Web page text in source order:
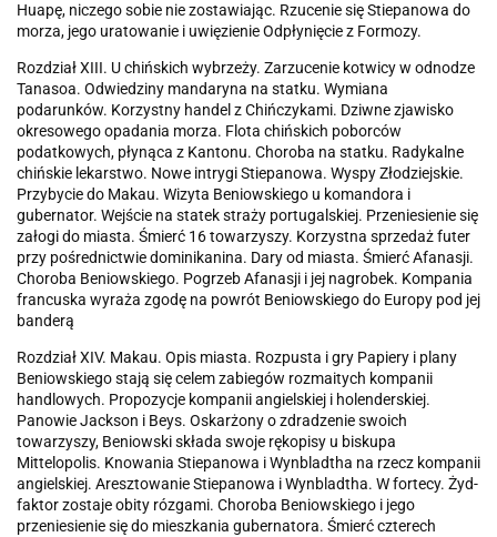
Huapę, niczego sobie nie zostawiając. Rzucenie się Stiepanowa do
morza, jego uratowanie i uwięzienie Odpłynięcie z Formozy.
Rozdział XIII. U chińskich wybrzeży. Zarzucenie kotwicy w odnodze
Tanasoa. Odwiedziny mandaryna na statku. Wymiana
podarunków. Korzystny handel z Chińczykami. Dziwne zjawisko
okresowego opadania morza. Flota chińskich poborców
podatkowych, płynąca z Kantonu. Choroba na statku. Radykalne
chińskie lekarstwo. Nowe intrygi Stiepanowa. Wyspy Złodziejskie.
Przybycie do Makau. Wizyta Beniowskiego u komandora i
gubernator. Wejście na statek straży portugalskiej. Przeniesienie się
załogi do miasta. Śmierć 16 towarzyszy. Korzystna sprzedaż futer
przy pośrednictwie dominikanina. Dary od miasta. Śmierć Afanasji.
Choroba Beniowskiego. Pogrzeb Afanasji i jej nagrobek. Kompania
francuska wyraża zgodę na powrót Beniowskiego do Europy pod jej
banderą
Rozdział XIV. Makau. Opis miasta. Rozpusta i gry Papiery i plany
Beniowskiego stają się celem zabiegów rozmaitych kompanii
handlowych. Propozycje kompanii angielskiej i holenderskiej.
Panowie Jackson i Beys. Oskarżony o zdradzenie swoich
towarzyszy, Beniowski składa swoje rękopisy u biskupa
Mittelopolis. Knowania Stiepanowa i Wynbladtha na rzecz kompanii
angielskiej. Aresztowanie Stiepanowa i Wynbladtha. W fortecy. Żyd-
faktor zostaje obity rózgami. Choroba Beniowskiego i jego
przeniesienie się do mieszkania gubernatora. Śmierć czterech